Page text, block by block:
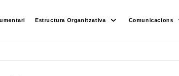
Estructura Organitzativa Comunicacions